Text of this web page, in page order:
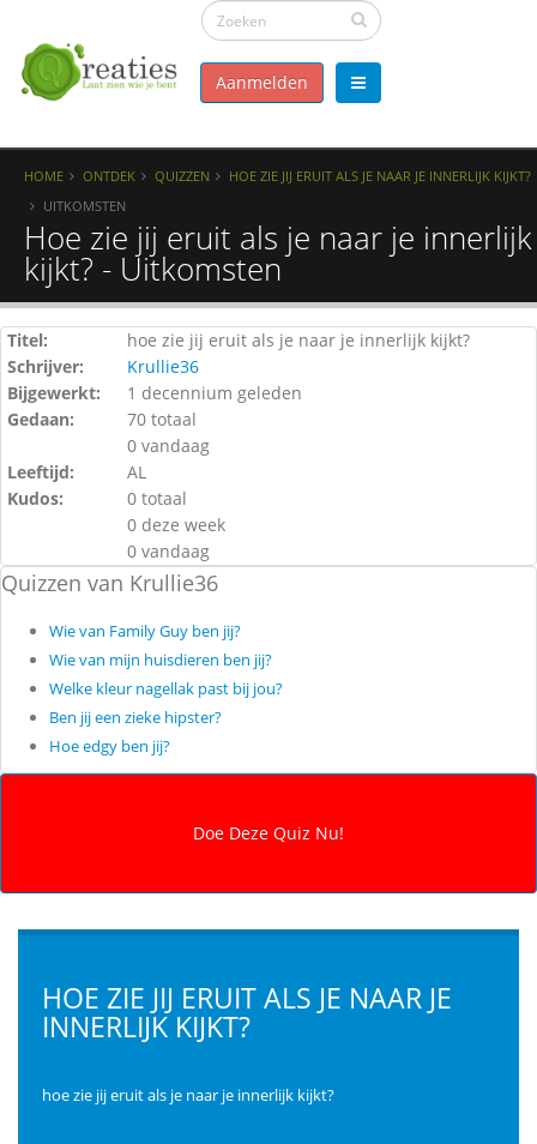
Aanmelden
HOME ONTDEK QUIZZEN
HOE ZIE JIJ ERUIT ALS JE NAAR JE INNERLIJK KIJKT?
UITKOMSTEN
Hoe zie jij eruit als je naar je innerlijk
kijkt? - Uitkomsten
Titel:
hoe zie jij eruit als je naar je innerlijk kijkt?
Schrijver:
Krullie36
Bijgewerkt:
1 decennium geleden
Gedaan:
70 totaal
0 vandaag
Leeftijd:
AL
Kudos:
0 totaal
0 deze week
0 vandaag
Quizzen van Krullie36
Wie van Family Guy ben jij?
Wie van mijn huisdieren ben jij?
Welke kleur nagellak past bij jou?
Ben jij een zieke hipster?
Hoe edgy ben jij?
HOE ZIE JIJ ERUIT ALS JE NAAR JE
INNERLIJK KIJKT?
hoe zie jij eruit als je naar je innerlijk kijkt?